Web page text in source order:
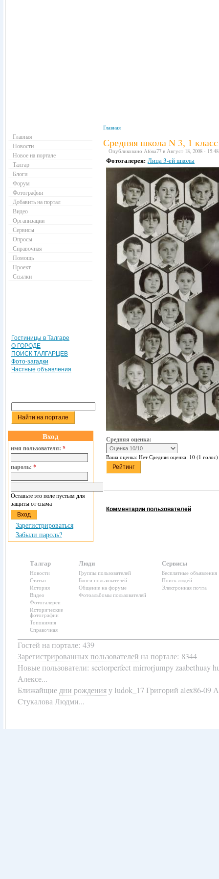
Главная
Средняя школа N 3, 1 класс
Опубликовано Alöna77 в Август 18, 2008 -
Фотогалерея: Лица 3-ей школы
Средняя оценка:
Ваша оценка: Нет Средняя оценка: 10 (1 голос)
Комментарии пользователей
Главная
Новости
Новое на портале
Талгар
Блоги
Форум
Фотографии
Добавить на портал
Видео
Организации
Сервисы
Опросы
Справочная
Помощь
Проект
Ссылки
Гостиницы в Талгаре
О ГОРОДЕ
ПОИСК ТАЛГАРЦЕВ
Фото-загадки
Частные объявления
Вход
имя пользователя: *
пароль: *
Оставьте это поле пустым для
защиты от спама
Зарегистрироваться
Забыли пароль?
Талгар
Новости
Статьи
История
Видео
Фотогалереи
Исторические
фотографии
Топонимия
Справочная
Люди
Группы пользователей
Блоги пользователей
Общение на форуме
Фотоальбомы пользователей
Сервисы
Бесплатные объявления
Поиск людей
Электронная почта
Гостей на портале: 439
Зарегистрированных пользователей на портале: 8344
Новые пользователи: sectorperfect mirrorjumpy zaabethuay
Алексе...
Ближайщиедни рожденияу ludok_17 Григорий alex86-09
Cтукалова Людми...